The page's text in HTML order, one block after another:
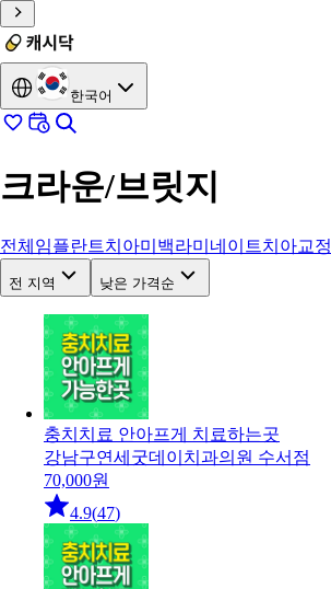
한국어
크라운/브릿지
전체 임플란트치아미백라미네이트치아교정
전 지역 낮은 가격순
충치치료 안아프게 치료하는곳
강남구연세굿데이치과의원 수서점
70,000원
4.9(47)